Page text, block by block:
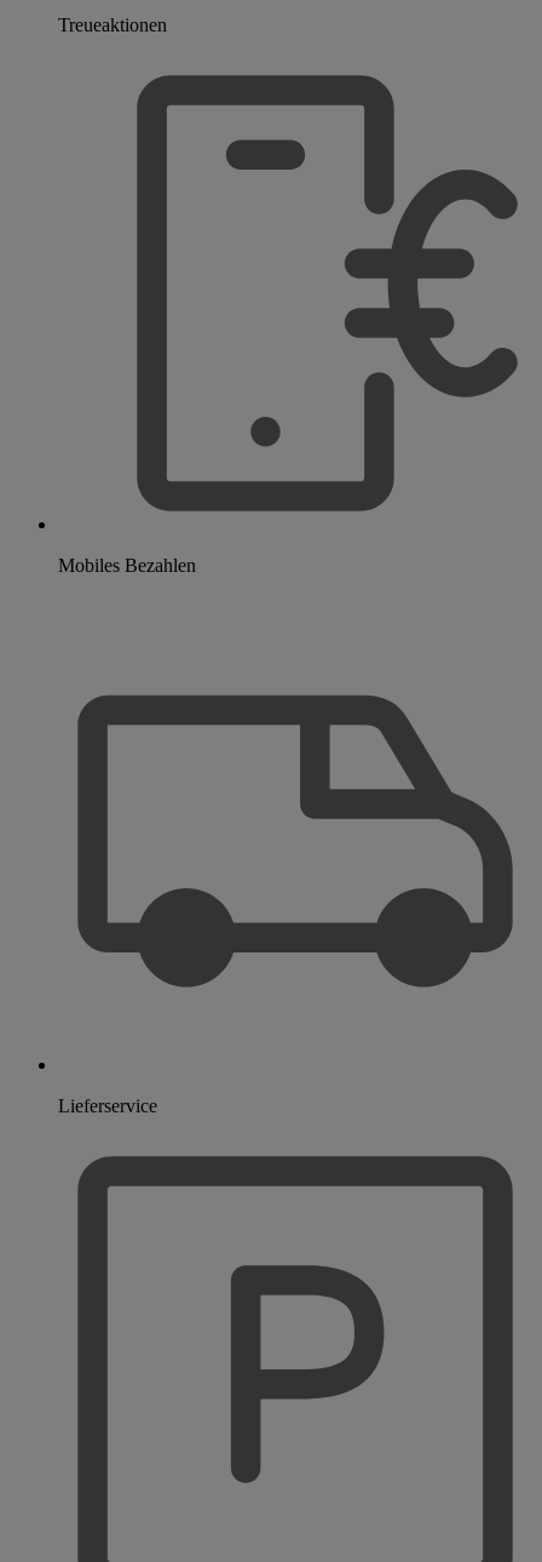
Treueaktionen
Mobiles Bezahlen
Lieferservice